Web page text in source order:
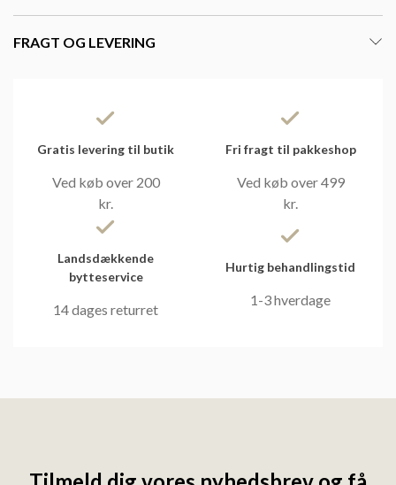
FRAGT OG LEVERING
Gratis levering til butik
Ved køb over 200
kr.
Fri fragt til pakkeshop
Ved køb over 499
kr.
Landsdækkende
bytteservice
14 dages returret
Hurtig behandlingstid
1-3 hverdage